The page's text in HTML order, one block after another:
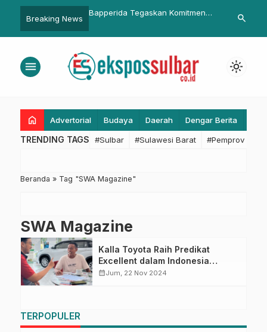
Breaking News
Bapperida Tegaskan Komitmen
Bersih dan Berintegritas
Pesan
yang
search
menu light_mode
home Advertorial Budaya Daerah Dengar Berita
TRENDING TAGS #Sulbar #Sulawesi Barat #Pemprov
Beranda » Tag "SWA Magazine"
SWA Magazine
Kalla Toyota Raih Predikat
Excellent dalam Indonesia
CustomerService Quality Survey
calendar_monthJum, 22 Nov 2024
TERPOPULER